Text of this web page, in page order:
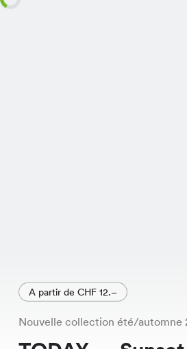
A partir de CHF 12.–
Nouvelle collection été/automne